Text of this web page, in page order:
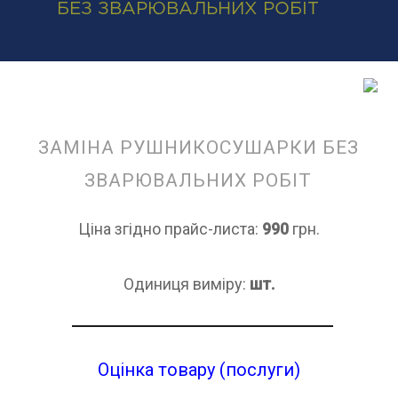
БЕЗ ЗВАРЮВАЛЬНИХ РОБІТ
ЗАМІНА РУШНИКОСУШАРКИ БЕЗ
ЗВАРЮВАЛЬНИХ РОБІТ
Ціна згідно прайс-листа: 990 грн.
Одиниця виміру: шт.
Оцінка товару (послуги)